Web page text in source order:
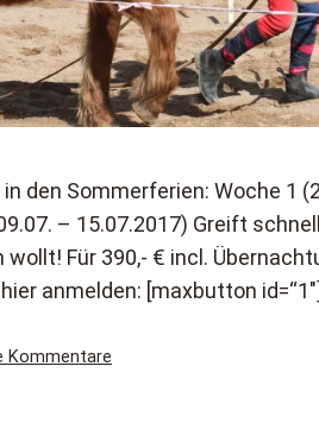
den Sommerferien: Woche 1
– 15.07.2017) Greift
Für 390,- € incl.
anmelden: [maxbutton id=“1″]
Kommentare